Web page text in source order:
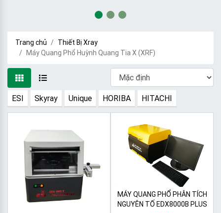
Trang chủ
Thiết Bị Xray
Máy Quang Phổ Huỳnh Quang Tia X (XRF)
ESI Skyray Unique HORIBA HITACHI
MÁY QUANG PHỔ PHÂN TÍCH
NGUYÊN TỐ EDX8000B PLUS